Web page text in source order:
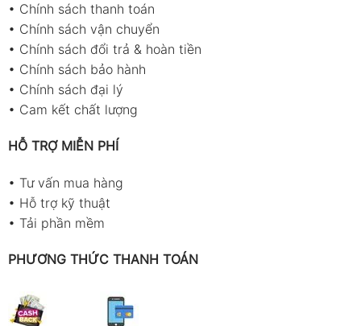
• Chính sách thanh toán
• Chính sách vận chuyển
• Chính sách đổi trả & hoàn tiền
• Chính sách bảo hành
• Chính sách đại lý
• Cam kết chất lượng
HỖ TRỢ MIỄN PHÍ
• Tư vấn mua hàng
• Hỗ trợ kỹ thuật
• Tải phần mềm
PHƯƠNG THỨC THANH TOÁN